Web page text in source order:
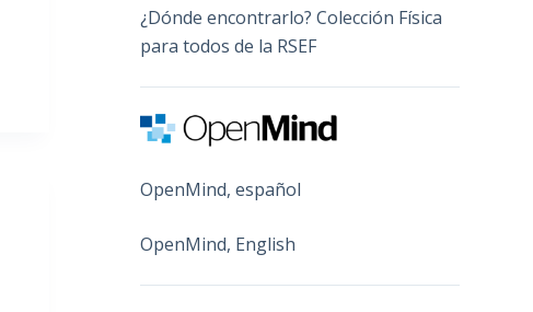
¿Dónde encontrarlo? Colección Física
para todos de la RSEF
OpenMind, español
OpenMind, English